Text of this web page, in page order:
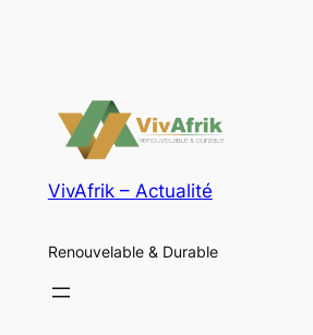
VivAfrik – Actualité
Renouvelable & Durable